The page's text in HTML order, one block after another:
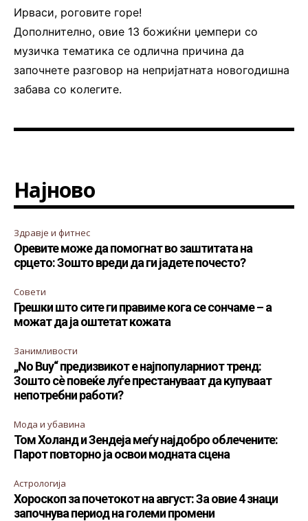
Ирваси, роговите горе!
Дополнително, овие 13 божиќни џемпери со
музичка тематика се одлична причина да
започнете разговор на непријатната новогодишна
забава со колегите.
Најново
Здравје и фитнес
Оревите може да помогнат во заштитата на
срцето: Зошто вреди да ги јадете почесто?
Совети
Грешки што сите ги правиме кога се сончаме – а
можат да ја оштетат кожата
Занимливости
„No Buy“ предизвикот е најпопуларниот тренд:
Зошто сè повеќе луѓе престануваат да купуваат
непотребни работи?
Мода и убавина
Том Холанд и Зендеја меѓу најдобро облечените:
Парот повторно ја освои модната сцена
Астрологија
Хороскоп за почетокот на август: За овие 4 знаци
започнува период на големи промени